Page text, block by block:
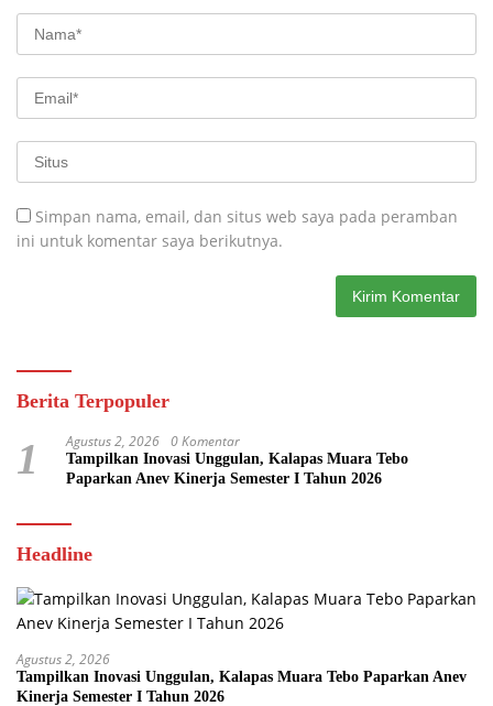
Simpan nama, email, dan situs web saya pada peramban
ini untuk komentar saya berikutnya.
Berita Terpopuler
1 Agustus 2, 2026 0 Komentar
Tampilkan Inovasi Unggulan, Kalapas Muara Tebo
Paparkan Anev Kinerja Semester I Tahun 2026
Headline
Agustus 2, 2026
Tampilkan Inovasi Unggulan, Kalapas Muara Tebo Paparkan Anev
Kinerja Semester I Tahun 2026